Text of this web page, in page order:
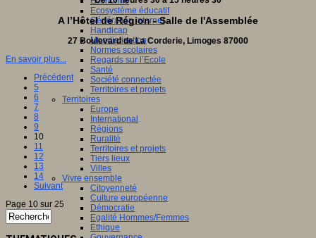
Ecosystème éducatif
Génération internet
Handicap
Mondialisation
Normes scolaires
Regards sur l’Ecole
Santé
Société connectée
Territoires et projets
Territoires
Europe
International
Régions
Ruralité
Territoires et projets
Tiers lieux
Villes
Vivre ensemble
Citoyenneté
Culture européenne
Démocratie
Egalité Hommes/Femmes
Ethique
A l’Hôtel de Région - Salle de l'Assemblée
27 Boulevard de La Corderie, Limoges 87000
En savoir plus...
Précédent
5
6
7
8
9
10
11
12
13
14
Suivant
Page 10 sur 25